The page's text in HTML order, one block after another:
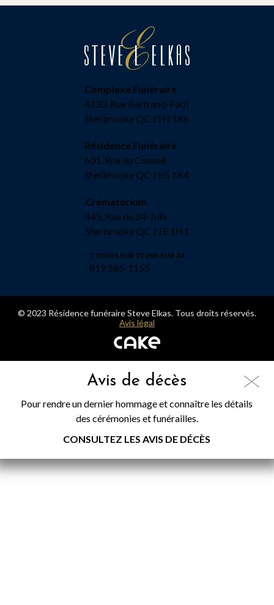
Complexe Funéraire
4230, Rue Bertrand-Fabi
Sherbrooke QC J1N 1X6
Résidence Funéraire
601, Rue du Conseil
Sherbrooke QC J1G 1K4
Crématorium
445, Rue du 24-Juin
Sherbrooke QC J1E 1H1
7 JOURS SUR 7 | 24H SUR 24
819 565-1155
© 2023 Résidence funéraire Steve Elkas. Tous droits réservés.
Avis légal
Avis de décès
Pour rendre un dernier hommage et connaître les détails
des cérémonies et funérailles.
CONSULTEZ LES AVIS DE DÉCÈS